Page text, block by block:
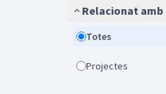
Relacionat amb
Totes
Projectes